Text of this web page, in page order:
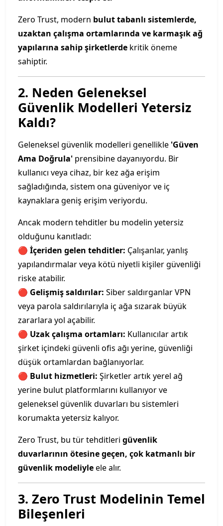
Zero Trust, modern bulut tabanlı sistemlerde,
uzaktan çalışma ortamlarında ve karmaşık ağ
yapılarına sahip şirketlerde kritik öneme
sahiptir.
2. Neden Geleneksel
Güvenlik Modelleri Yetersiz
Kaldı?
Geleneksel güvenlik modelleri genellikle 'Güven
Ama Doğrula' prensibine dayanıyordu. Bir
kullanıcı veya cihaz, bir kez ağa erişim
sağladığında, sistem ona güveniyor ve iç
kaynaklara geniş erişim veriyordu.
Ancak modern tehditler bu modelin yetersiz
olduğunu kanıtladı:
🔴 İçeriden gelen tehditler: Çalışanlar, yanlış
yapılandırmalar veya kötü niyetli kişiler güvenliği
riske atabilir.
🔴 Gelişmiş saldırılar: Siber saldırganlar VPN
veya parola saldırılarıyla iç ağa sızarak büyük
zararlara yol açabilir.
🔴 Uzak çalışma ortamları: Kullanıcılar artık
şirket içindeki güvenli ofis ağı yerine, güvenliği
düşük ortamlardan bağlanıyorlar.
🔴 Bulut hizmetleri: Şirketler artık yerel ağ
yerine bulut platformlarını kullanıyor ve
geleneksel güvenlik duvarları bu sistemleri
korumakta yetersiz kalıyor.
Zero Trust, bu tür tehditleri güvenlik
duvarlarının ötesine geçen, çok katmanlı bir
güvenlik modeliyleele alır.
3. Zero Trust Modelinin Temel
Bileşenleri